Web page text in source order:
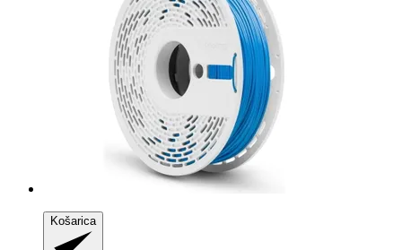
Košarica